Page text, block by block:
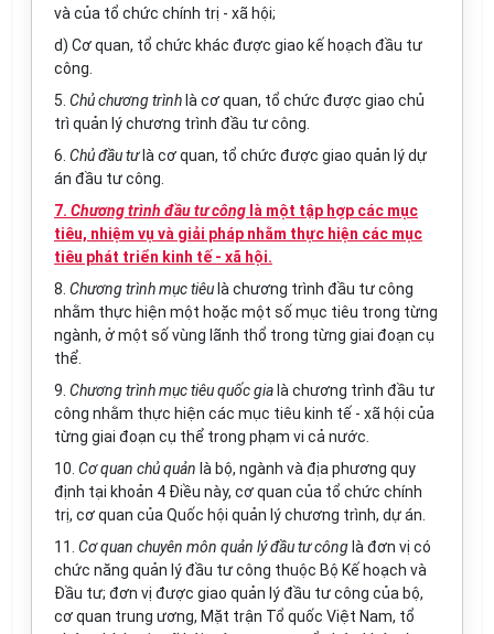
và của tổ chức chính trị - xã hội;
d) Cơ quan, tổ chức khác được giao kế hoạch đầu tư
công.
5. Chủ chương trình là cơ quan, tổ chức được giao chủ
trì quản lý chương trình đầu tư công.
6. Chủ đầu tưlà cơ quan, tổ chức được giao quản lý dự
án đầu tư công.
7. Chương trình đầu tư công là một tập hợp các mục
tiêu, nhiệm vụ và giải pháp nhằm thực hiện các mục
tiêu phát triển kinh tế - xã hội.
8. Chương trình mục tiêu là chương trình đầu tư công
nhằm thực hiện một hoặc một số mục tiêu trong từng
ngành, ở một số vùng lãnh thổ trong từng giai đoạn cụ
thể.
9. Chương trình mục tiêu quốc gia là chương trình đầu tư
công nhằm thực hiện các mục tiêu kinh tế - xã hội của
từng giai đoạn cụ thể trong phạm vi cả nước.
10. Cơ quan chủ quản là bộ, ngành và địa phương quy
định tại khoản 4 Điều này, cơ quan của tổ chức chính
trị, cơ quan của Quốc hội quản lý chương trình, dự án.
11. Cơ quan chuyên môn quản lýđầu tư công là đơn vị có
chức năng quản lý đầu tư công thuộc Bộ Kế hoạch và
Đầu tư; đơn vị được giao quản lý đầu tư công của bộ,
cơ quan trung ương, Mặt trận Tổ quốc Việt Nam, tổ